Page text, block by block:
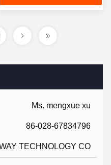
Ms. mengxue xu
86-028-67834796
TECHNOLOGY CO